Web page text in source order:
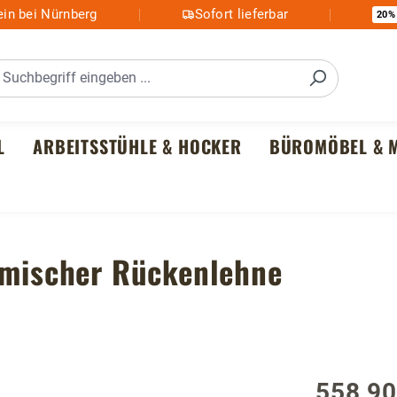
bei Nürnberg Sofort lieferbar 20%
ARBEITSSTÜHLE & HOCKER BÜROMÖBEL &
Rückenlehne